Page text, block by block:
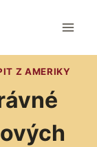
Z AMERIKY